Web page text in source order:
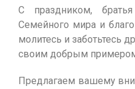
С праздником,
Семейного мира и
молитесь и заботьтесь
своим добрым
Предлагаем вашему